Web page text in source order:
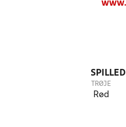
TRØJE
Rød